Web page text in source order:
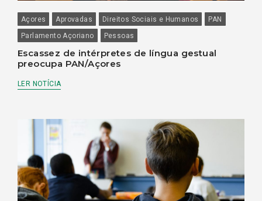
Açores Aprovadas Direitos Sociais e Humanos
PAN
Parlamento Açoriano
Pessoas
Escassez de intérpretes de língua gestual
preocupa PAN/Açores
LER NOTÍCIA